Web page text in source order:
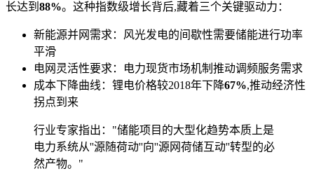
长达到 88%。这种指数级增长背后,藏着三个关键驱动力：
新能源并网需求：风光发电的间歇性需要储能进行功率
平滑
电网灵活性要求：电力现货市场机制推动调频服务需求
成本下降曲线：锂电价格较2018年下降67%,推动经济性
拐点到来
行业专家指出："储能项目的大型化趋势本质上是
电力系统从''源随荷动''向''源网荷储互动''转型的必
然产物。"